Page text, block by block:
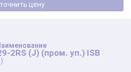
Уточнить цену
2RS (J) (пром. уп.) ISB